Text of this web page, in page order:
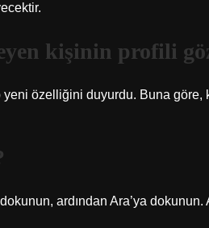
kişinin profili
özelliğini duyurdu. Buna göre,
ardından Ara’ya